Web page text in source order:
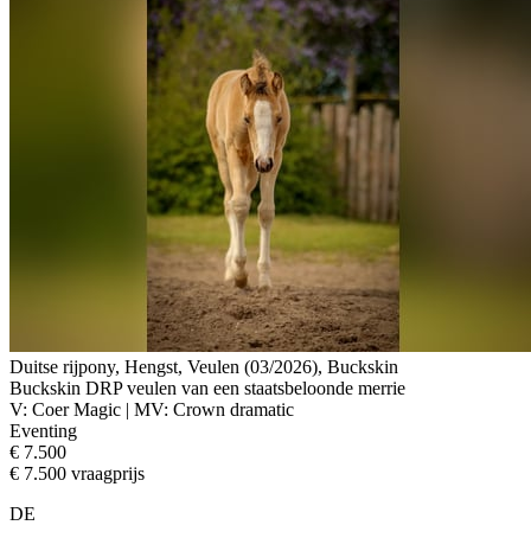
Duitse rijpony, Hengst, Veulen (03/2026), Buckskin
Buckskin DRP veulen van een staatsbeloonde merrie
V: Coer Magic | MV: Crown dramatic
Eventing
€ 7.500
€ 7.500 vraagprijs
DE